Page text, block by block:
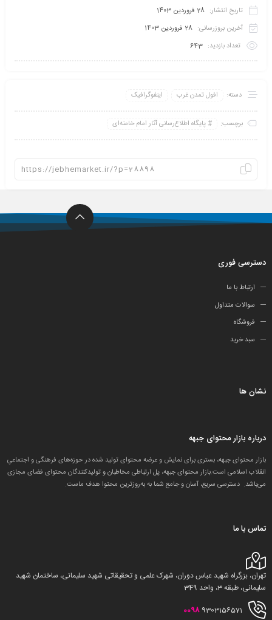
تاریخ انتشار: 28 فروردین 1403
آخرین بروزرسانی: 28 فروردین 1403
تعداد بازدید: 643
دسته: افول تمدن غرب اینفو‌گرافیک
برچسب: پايگاه اطلاع‌رسانی آثار امام خامنه‌ای
دسترسی فوری
ارتباط با ما
سوالات متداول
فروشگاه
سبد خرید
نشان ها
درباره بازار محتوای جبهه
بازار محتوای جبهه، بستری برای نمایش و عرضه محتوای تولید شده در حوزه‌های فرهنگی و اجتماعیِ
انقلاب اسلامی است.بازار محتوای جبهه، پل ارتباطی مخاطبان و تولید‌کنندگان محتوای فضای مجازی
می‌باشد. دسترسی سریع، آسان و جامع شما به به‌روزترین محتوا هدف ماست.
تماس با ما
تهران، بزرگراه شهید عباس دوران، شهرک علمی و تحقیقاتی شهید سلیمانی، ساختمان شهید
سلیمانی، طبقه 3، واحد 349
0098 9303156571